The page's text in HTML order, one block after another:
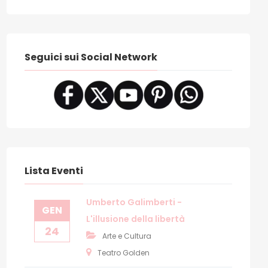
Cattedrale
“Fratelli tutti”: giochi da strada per bambine e bambini
Seguici sui Social Network
Lista Eventi
GEN
24
Umberto Galimberti -
L'illusione della libertà
Arte e Cultura
Teatro Golden